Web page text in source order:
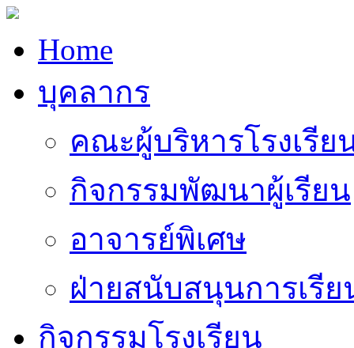
Home
บุคลากร
คณะผู้บริหารโรงเรีย
กิจกรรมพัฒนาผู้เรียน
อาจารย์พิเศษ
ฝ่ายสนับสนุนการเรี
กิจกรรมโรงเรียน